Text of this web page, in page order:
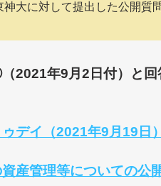
神大に対して提出した公開質
2021年9月2日付）と
デイ（2021年9月19日）
産管理等についての公